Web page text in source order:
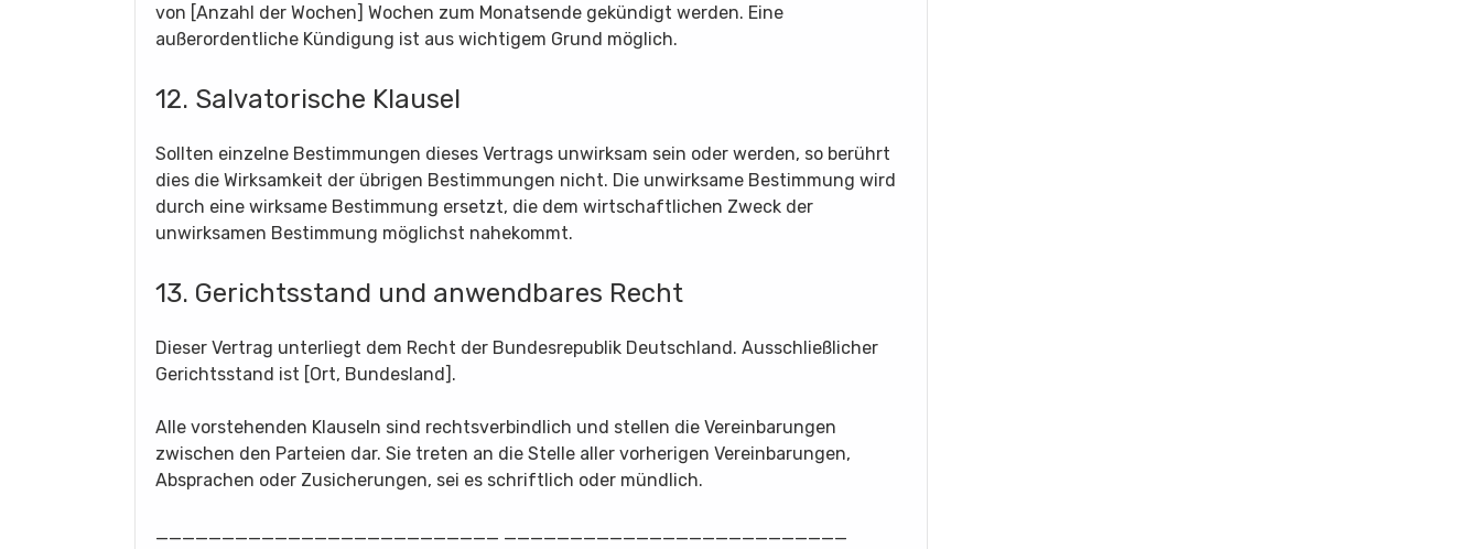
von [Anzahl der Wochen] Wochen zum Monatsende gekündigt werden. Eine
außerordentliche Kündigung ist aus wichtigem Grund möglich.
12. Salvatorische Klausel
Sollten einzelne Bestimmungen dieses Vertrags unwirksam sein oder werden, so berührt
dies die Wirksamkeit der übrigen Bestimmungen nicht. Die unwirksame Bestimmung wird
durch eine wirksame Bestimmung ersetzt, die dem wirtschaftlichen Zweck der
unwirksamen Bestimmung möglichst nahekommt.
13. Gerichtsstand und anwendbares Recht
Dieser Vertrag unterliegt dem Recht der Bundesrepublik Deutschland. Ausschließlicher
Gerichtsstand ist [Ort, Bundesland].
Alle vorstehenden Klauseln sind rechtsverbindlich und stellen die Vereinbarungen
zwischen den Parteien dar. Sie treten an die Stelle aller vorherigen Vereinbarungen,
Absprachen oder Zusicherungen, sei es schriftlich oder mündlich.